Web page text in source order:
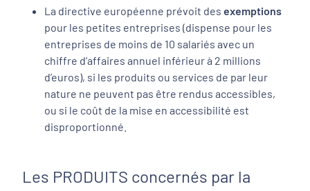
La directive européenne prévoit des exemptions
pour les petites entreprises (dispense pour les
entreprises de moins de 10 salariés avec un
chiffre d’affaires annuel inférieur à 2 millions
d’euros), si les produits ou services de par leur
nature ne peuvent pas être rendus accessibles,
ou si le coût de la mise en accessibilité est
disproportionné.
Les PRODUITS concernés par la